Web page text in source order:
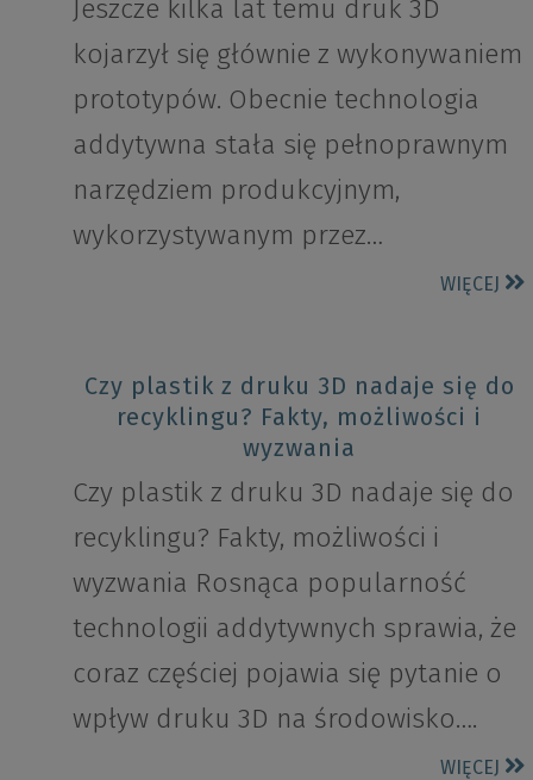
Jeszcze kilka lat temu druk 3D
kojarzył się głównie z wykonywaniem
prototypów. Obecnie technologia
addytywna stała się pełnoprawnym
narzędziem produkcyjnym,
wykorzystywanym przez…
WIĘCEJ
Czy plastik z druku 3D nadaje się do
recyklingu? Fakty, możliwości i
wyzwania
Czy plastik z druku 3D nadaje się do
recyklingu? Fakty, możliwości i
wyzwania Rosnąca popularność
technologii addytywnych sprawia, że
coraz częściej pojawia się pytanie o
wpływ druku 3D na środowisko….
WIĘCEJ